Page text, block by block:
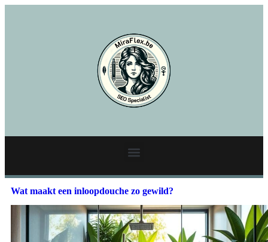
Wat maakt een inloopdouche zo gewild?